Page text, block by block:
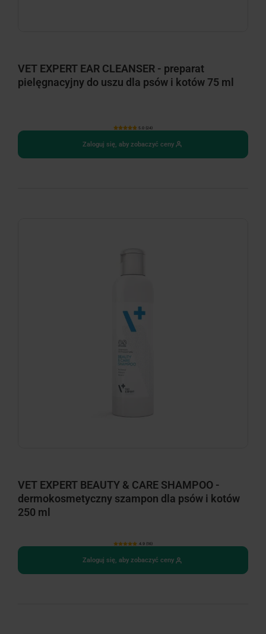
VET EXPERT EAR CLEANSER - preparat
pielęgnacyjny do uszu dla psów i kotów 75 ml
5.0 (24)
Zaloguj się, aby zobaczyć ceny
VET EXPERT BEAUTY & CARE SHAMPOO -
dermokosmetyczny szampon dla psów i kotów
250 ml
4.9 (16)
Zaloguj się, aby zobaczyć ceny